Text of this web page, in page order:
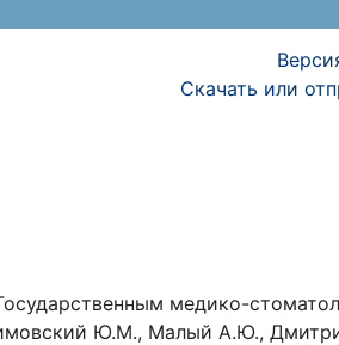
Скачать или
медико-
Ю.М., Малый А.Ю.,